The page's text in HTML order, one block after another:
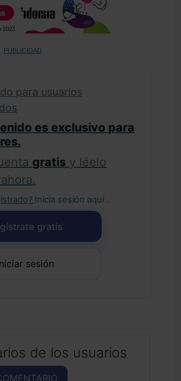
PUBLICIDAD
para usuarios
es exclusivo para
gratis y léelo
Inicia sesión aquí .
gratis
sesión
de los usuarios